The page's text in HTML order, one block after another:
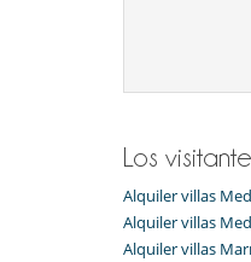
Los
Alquiler villas
Alquiler villas
Alquiler villas